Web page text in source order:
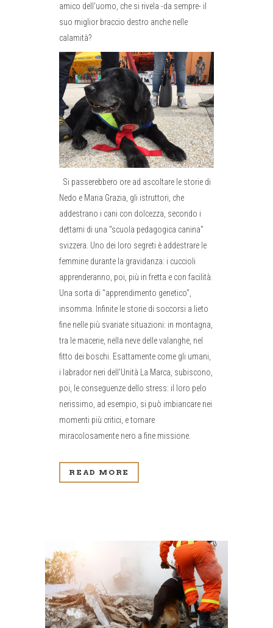
amico dell'uomo, che si rivela -da sempre- il
suo miglior braccio destro anche nelle
calamità?
Si passerebbero ore ad ascoltare le storie di
Nedo e Maria Grazia, gli istruttori, che
addestrano i cani con dolcezza, secondo i
dettami di una "scuola pedagogica canina"
svizzera. Uno dei loro segreti è addestrare le
femmine durante la gravidanza: i cuccioli
apprenderanno, poi, più in fretta e con facilità.
Una sorta di "apprendimento genetico",
insomma. Infinite le storie di soccorsi a lieto
fine nelle più svariate situazioni: in montagna,
tra le macerie, nella neve delle valanghe, nel
fitto dei boschi. Esattamente come gli umani,
i labrador neri dell'Unità La Marca, subiscono,
poi, le conseguenze dello stress: il loro pelo
nerissimo, ad esempio, si può imbiancare nei
momenti più critici, e tornare
miracolosamente nero a fine missione.
READ MORE